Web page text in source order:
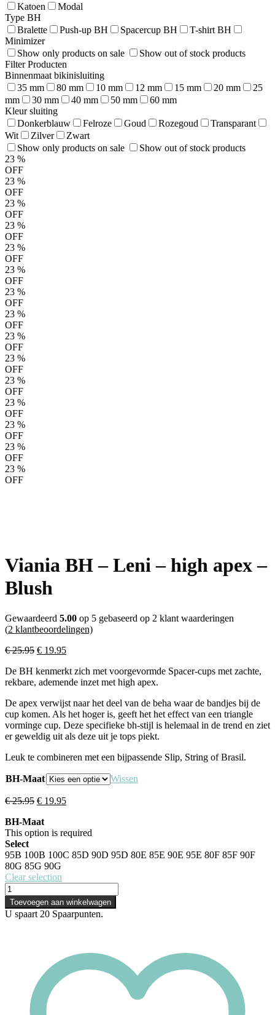
Katoen
Modal
Type BH
Bralette
Push-up BH Spacercup BH
T-shirt BH
Minimizer
Show only products on sale
Show out of stock products
Filter Producten
Binnenmaat bikinisluiting
35 mm
80 mm 10 mm 12 mm 15 mm 20 mm
25
mm
30 mm 40 mm 50 mm
60 mm
Kleur sluiting
Donkerblauw
Felroze Goud Rozegoud
Transparant
Wit
Zilver
Zwart
Show only products on sale
Show out of stock products
23 %
OFF
23 %
OFF
23 %
OFF
23 %
OFF
23 %
OFF
23 %
OFF
23 %
OFF
23 %
OFF
23 %
OFF
23 %
OFF
23 %
OFF
23 %
OFF
23 %
OFF
23 %
OFF
23 %
OFF
Viania BH – Leni – high apex –
Blush
Gewaardeerd 5.00 op 5 gebaseerd op 2 klant waarderingen
(2 klantbeoordelingen)
€25.95 Oorspronkelijke
was:
€ 25.95.
€ 19.95Huidige
is:
€ 19.95.
De BH kenmerkt zich met voorgevormde Spacer-cups met zachte,
rekbare, ademende inzet met high apex.
De apex verwijst naar het deel van de beha waar de bandjes bij de
cup komen. Als het hoger is, geeft het het effect van een triangle
vorminge cup. Deze specifieke bh-stijl is helemaal in de trend en ziet
er geweldig uit als deze uit je tops piekt.
Leuk te combineren met een bijpassende Slip, String of Brasil.
BH-Maat Wissen
€25.95 Oorspronkelijke
was:
€ 25.95.
€ 19.95Huidige
€ 19.95.
BH-Maat
This option is required
Select
95B 100B 100C 85D 90D 95D 80E 85E 90E 95E 80F 85F 90F
80G 85G 90G
Clear selection
Viania
BH
-
Leni
Toevoegen aan winkelwagen
U spaart 20 Spaarpunten.